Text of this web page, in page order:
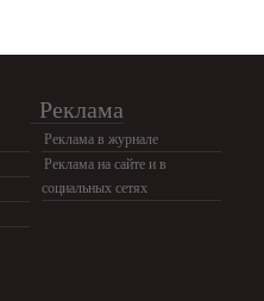
Реклама
Реклама в журнале
Реклама на сайте и в
социальных сетях